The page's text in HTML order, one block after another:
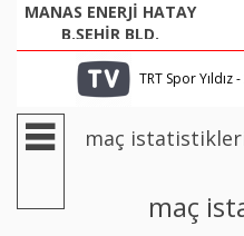
MANAS ENERJİ HATAY
B.ŞEHİR BLD.
TRT Spor Yıldız
maç
maç